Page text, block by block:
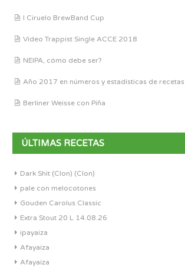
I Ciruelo BrewBand Cup
Vídeo Trappist Single ACCE 2018
NEIPA, cómo debe ser?
Año 2017 en números y estadísticas de recetas
Berliner Weisse con Piña
ÚLTIMAS RECETAS
Dark Shit (Clon) (Clon)
pale con melocotones
Gouden Carolus Classic
Extra Stout 20 L 14.08.26
ipayaiza
Afayaiza
Afayaiza